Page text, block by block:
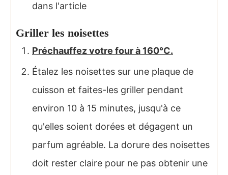
dans l'article
Griller les noisettes
Préchauffez votre four à 160°C.
Étalez les noisettes sur une plaque de
cuisson et faites-les griller pendant
environ 10 à 15 minutes, jusqu'à ce
qu'elles soient dorées et dégagent un
parfum agréable. La dorure des noisettes
doit rester claire pour ne pas obtenir une